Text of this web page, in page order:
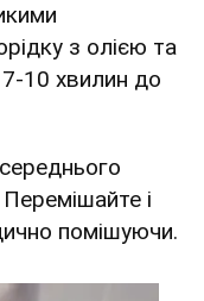
з олією та
10 хвилин до
і
помішуючи.